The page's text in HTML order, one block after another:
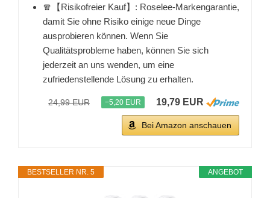
🧣【Risikofreier Kauf】: Roselee-Markengarantie,
damit Sie ohne Risiko einige neue Dinge
ausprobieren können. Wenn Sie
Qualitätsprobleme haben, können Sie sich
jederzeit an uns wenden, um eine
zufriedenstellende Lösung zu erhalten.
24,99 EUR −5,20 EUR 19,79 EUR
Bei Amazon anschauen
ANGEBOT
BESTSELLER NR. 5